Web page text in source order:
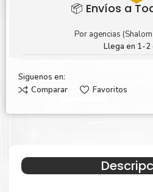
📦 Envíos a
Por agencias
Llega en 1-2
Siguenos en:
Comparar
Favoritos